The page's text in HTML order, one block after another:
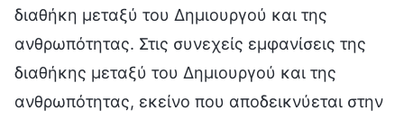
διαθήκη μεταξύ του Δημιουργού και της
ανθρωπότητας. Στις συνεχείς εμφανίσεις της
διαθήκης μεταξύ του Δημιουργού και της
ανθρωπότητας, εκείνο που αποδεικνύεται στην